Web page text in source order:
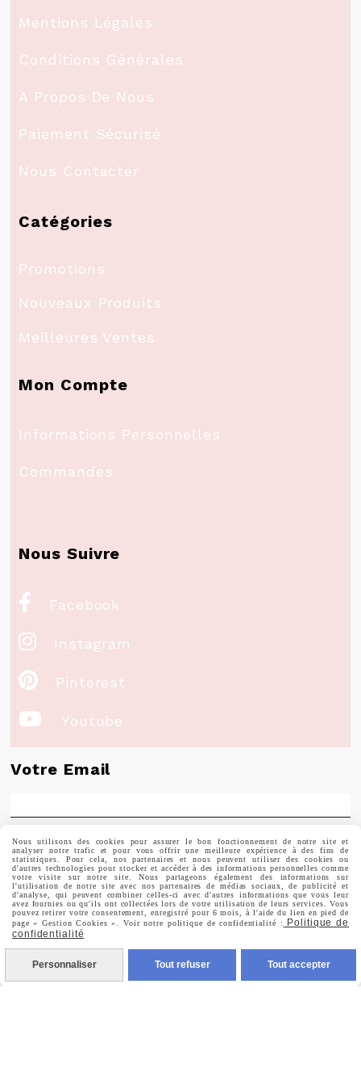
Mentions Légales
Conditions Générales
A Propos De Nous
Paiement Sécurisé
Nous Contacter
Catégories
Promotions
Nouveaux Produits
Meilleures Ventes
Mon Compte
Informations Personnelles
Commandes
Nous Suivre
 Facebook
 Instagram
 Pinterest
 Youtube
Votre Email
Prénom
Valider
Vous pouvez vous désinscrire à tout moment. Vous
trouverez pour cela nos informations de contact dans les
Nous utilisons des cookies pour assurer le bon fonctionnement de notre site et
analyser notre trafic et pour vous offrir une meilleure expérience à des fins de
statistiques. Pour cela, nos partenaires et nous peuvent utiliser des cookies ou
d'autres technologies pour stocker et accéder à des informations personnelles comme
votre visite sur notre site. Nous partageons également des informations sur
l'utilisation de notre site avec nos partenaires de médias sociaux, de publicité et
d'analyse, qui peuvent combiner celles-ci avec d'autres informations que vous leur
avez fournies ou qu'ils ont collectées lors de votre utilisation de leurs services. Vous
pouvez retirer votre consentement, enregistré pour 6 mois, à l'aide du lien en pied de
page « Gestion Cookies ». Voir notre politique de confidentialité :
Politique de
confidentialité
Personnaliser Tout refuser Tout accepter